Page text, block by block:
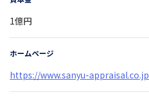
1億円
ホームページ
https://www.sanyu-appraisal.co.jp